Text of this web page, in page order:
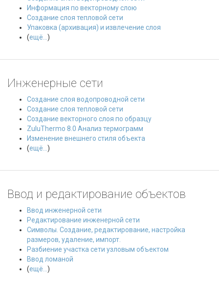
Информация по векторному слою
Создание слоя тепловой сети
Упаковка (архивация) и извлечение слоя
(ещё... )
Инженерные сети
Создание слоя водопроводной сети
Создание слоя тепловой сети
Создание векторного слоя по образцу
ZuluThermo 8.0 Анализ термограмм
Изменение внешнего стиля объекта
(ещё... )
Ввод и редактирование объектов
Ввод инженерной сети
Редактирование инженерной сети
Символы. Создание, редактирование, настройка
размеров, удаление, импорт.
Разбиение участка сети узловым объектом
Ввод ломаной
(ещё... )